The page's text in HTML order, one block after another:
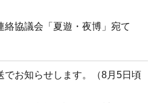
絡協議会「夏遊・夜博」宛て
でお知らせします。（8月5日頃